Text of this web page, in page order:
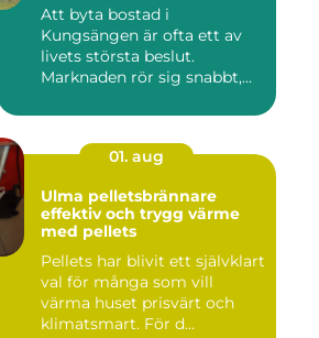
Att byta bostad i
Kungsängen är ofta ett av
livets största beslut.
Marknaden rör sig snabbt,
01. aug
Ulma pelletsbrännare
effektiv och trygg värme
med pellets
Pellets har blivit ett självklart
val för många som vill
värma huset prisvärt och
klimatsmart. För d...